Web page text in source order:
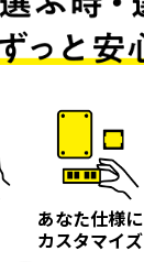
あなた仕様に
カスタマイズ